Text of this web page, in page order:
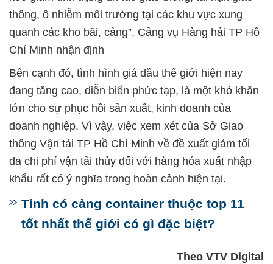
thông, ô nhiễm môi trường tại các khu vực xung
quanh các kho bãi, cảng”, Cảng vụ Hàng hải TP Hồ
Chí Minh nhận định
Bên cạnh đó, tình hình giá dầu thế giới hiện nay
đang tăng cao, diễn biến phức tạp, là một khó khăn
lớn cho sự phục hồi sản xuất, kinh doanh của
doanh nghiệp. Vì vậy, việc xem xét của Sở Giao
thông Vận tải TP Hồ Chí Minh về đề xuất giảm tối
đa chi phí vận tải thủy đối với hàng hóa xuất nhập
khẩu rất có ý nghĩa trong hoàn cảnh hiện tại.
Tỉnh có cảng container thuộc top 11
tốt nhất thế giới có gì đặc biệt?
Theo VTV Digital